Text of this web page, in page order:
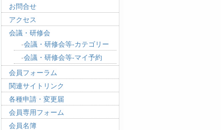
お問合せ
アクセス
会議・研修会
会議・研修会等-カテゴリー
会議・研修会等-マイ予約
会員フォーラム
関連サイトリンク
各種申請・変更届
会員専用フォーム
会員名簿